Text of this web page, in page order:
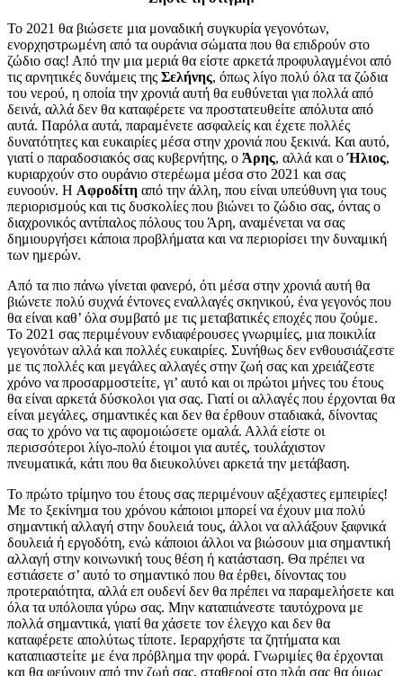
Το 2021 θα βιώσετε μια μοναδική συγκυρία γεγονότων,
ενορχηστρωμένη από τα ουράνια σώματα που θα επιδρούν στο
ζώδιο σας! Από την μια μεριά θα είστε αρκετά προφυλαγμένοι από
τις αρνητικές δυνάμεις της Σελήνης, όπως λίγο πολύ όλα τα ζώδια
του νερού, η οποία την χρονιά αυτή θα ευθύνεται για πολλά από
δεινά, αλλά δεν θα καταφέρετε να προστατευθείτε απόλυτα από
αυτά. Παρόλα αυτά, παραμένετε ασφαλείς και έχετε πολλές
δυνατότητες και ευκαιρίες μέσα στην χρονιά που ξεκινά. Και αυτό,
γιατί ο παραδοσιακός σας κυβερνήτης, ο Άρης, αλλά και οΉλιος,
κυριαρχούν στο ουράνιο στερέωμα μέσα στο 2021 και σας
ευνοούν. Η Αφροδίτη από την άλλη, που είναι υπεύθυνη για τους
περιορισμούς και τις δυσκολίες που βιώνει το ζώδιο σας, όντας ο
διαχρονικός αντίπαλος πόλους του Άρη, αναμένεται να σας
δημιουργήσει κάποια προβλήματα και να περιορίσει την δυναμική
των ημερών.
Από τα πιο πάνω γίνεται φανερό, ότι μέσα στην χρονιά αυτή θα
βιώνετε πολύ συχνά έντονες εναλλαγές σκηνικού, ένα γεγονός που
θα είναι καθ’ όλα συμβατό με τις μεταβατικές εποχές που ζούμε.
Το 2021 σας περιμένουν ενδιαφέρουσες γνωριμίες, μια ποικιλία
γεγονότων αλλά και πολλές ευκαιρίες. Συνήθως δεν ενθουσιάζεστε
με τις πολλές και μεγάλες αλλαγές στην ζωή σας και χρειάζεστε
χρόνο να προσαρμοστείτε, γι’ αυτό και οι πρώτοι μήνες του έτους
θα είναι αρκετά δύσκολοι για σας. Γιατί οι αλλαγές που έρχονται θα
είναι μεγάλες, σημαντικές και δεν θα έρθουν σταδιακά, δίνοντας
σας το χρόνο να τις αφομοιώσετε ομαλά. Αλλά είστε οι
περισσότεροι λίγο-πολύ έτοιμοι για αυτές, τουλάχιστον
πνευματικά, κάτι που θα διευκολύνει αρκετά την μετάβαση.
Το πρώτο τρίμηνο του έτους σας περιμένουν αξέχαστες εμπειρίες!
Με το ξεκίνημα του χρόνου κάποιοι μπορεί να έχουν μια πολύ
σημαντική αλλαγή στην δουλειά τους, άλλοι να αλλάξουν ξαφνικά
δουλειά ή εργοδότη, ενώ κάποιοι άλλοι να βιώσουν μια σημαντική
αλλαγή στην κοινωνική τους θέση ή κατάσταση. Θα πρέπει να
εστιάσετε σ’ αυτό το σημαντικό που θα έρθει, δίνοντας του
προτεραιότητα, αλλά επ ουδενί δεν θα πρέπει να παραμελήσετε και
όλα τα υπόλοιπα γύρω σας. Μην καταπιάνεστε ταυτόχρονα με
πολλά σημαντικά, γιατί θα χάσετε τον έλεγχο και δεν θα
καταφέρετε απολύτως τίποτε. Ιεραρχήστε τα ζητήματα και
καταπιαστείτε με ένα πρόβλημα την φορά. Γνωριμίες θα έρχονται
και θα φεύγουν από την ζωή σας, σταθεροί στο πλάι σας θα όμως